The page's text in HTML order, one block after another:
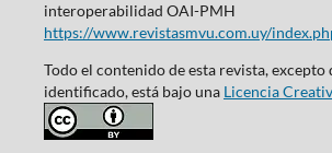
interoperabilidad OAI-PMH
https://www.revistasmvu.com.uy/
Todo el contenido de esta revista, excepto
identificado, está bajo una Licencia